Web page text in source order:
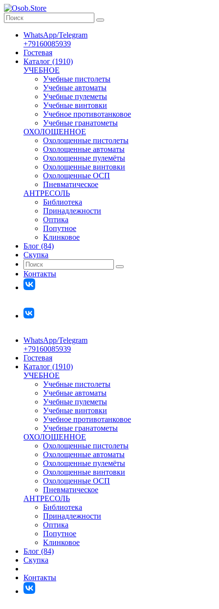
WhatsApp/Telegram
+79160085939
Гостевая
Каталог (1910)
УЧЕБНОЕ
Учебные пистолеты
Учебные автоматы
Учебные пулеметы
Учебные винтовки
Учебное противотанковое
Учебные гранатометы
ОХОЛОЩЕННОЕ
Охолощенные пистолеты
Охолощенные автоматы
Охолощенные пулемёты
Охолощенные винтовки
Охолощенные ОСП
Пневматическое
АНТРЕСОЛЬ
Библиотека
Принадлежности
Оптика
Попутное
Клинковое
Блог (84)
Скупка
Контакты
WhatsApp/Telegram
+79160085939
Гостевая
Каталог (1910)
УЧЕБНОЕ
Учебные пистолеты
Учебные автоматы
Учебные пулеметы
Учебные винтовки
Учебное противотанковое
Учебные гранатометы
ОХОЛОЩЕННОЕ
Охолощенные пистолеты
Охолощенные автоматы
Охолощенные пулемёты
Охолощенные винтовки
Охолощенные ОСП
Пневматическое
АНТРЕСОЛЬ
Библиотека
Принадлежности
Оптика
Попутное
Клинковое
Блог (84)
Скупка
Контакты